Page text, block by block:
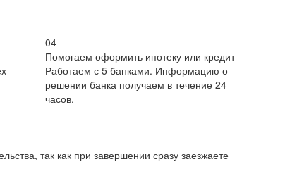
04
Помогаем оформить ипотеку или кредит
Работаем с 5 банками. Информацию о
решении банка получаем в течение 24
часов.
так как при завершении сразу заезжаете